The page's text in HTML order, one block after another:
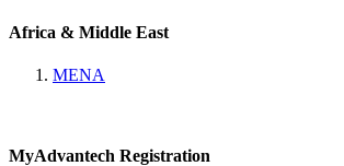
Africa & Middle East
MENA
MyAdvantech Registration